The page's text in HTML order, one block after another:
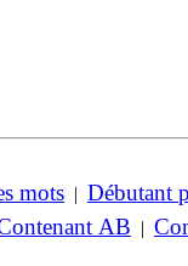
mots | Débutant
AB |